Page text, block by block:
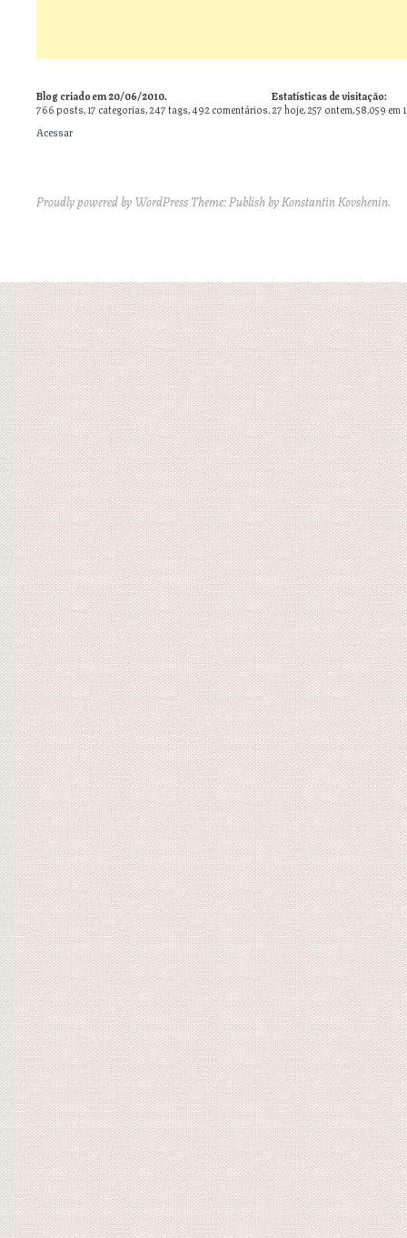
Blog criado em 20/06/2010.
766posts,17 categorias,247tags,492comentários.
Estatísticas de visitação:
27 hoje, 257 ontem, 58.059 em
Acessar
Proudly powered by WordPress Theme: Publish by Konstantin Kovshenin.